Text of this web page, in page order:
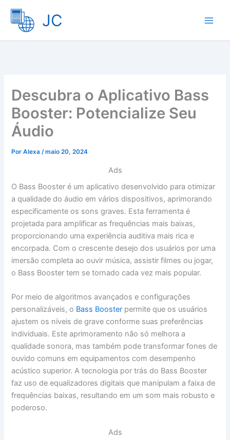
para
conteúdo
JC
Descubra o Aplicativo Bass
Booster: Potencialize Seu
Áudio
PorAlexa/maio 20, 2024
Ads
O Bass Booster é um aplicativo desenvolvido para otimizar
a qualidade do áudio em vários dispositivos, aprimorando
especificamente os sons graves. Esta ferramenta é
projetada para amplificar as frequências mais baixas,
proporcionando uma experiência auditiva mais rica e
encorpada. Com o crescente desejo dos usuários por uma
imersão completa ao ouvir música, assistir filmes ou jogar,
o Bass Booster tem se tornado cada vez mais popular.
Por meio de algoritmos avançados e configurações
personalizáveis, o Bass Booster permite que os usuários
ajustem os níveis de grave conforme suas preferências
individuais. Este aprimoramento não só melhora a
qualidade sonora, mas também pode transformar fones de
ouvido comuns em equipamentos com desempenho
acústico superior. A tecnologia por trás do Bass Booster
faz uso de equalizadores digitais que manipulam a faixa de
frequências baixas, resultando em um som mais robusto e
poderoso.
Ads